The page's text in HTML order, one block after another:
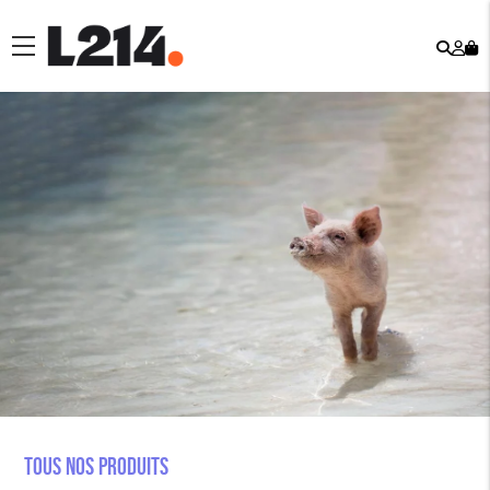
menu
Tous nos produits